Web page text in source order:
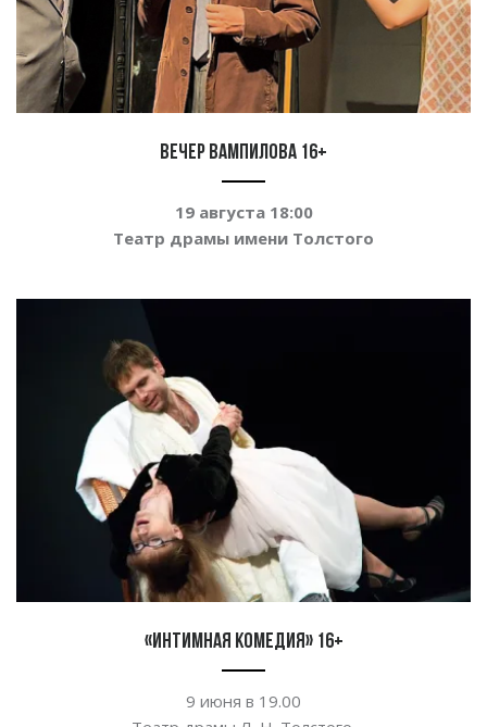
Вечер Вампилова 16+
19 августа 18:00
Театр драмы имени Толстого
«Интимная комедия» 16+
9 июня в 19.00